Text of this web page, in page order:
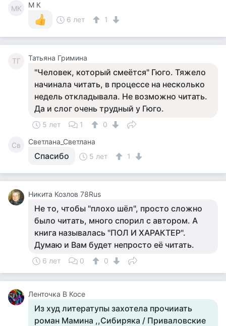
MК
M К
6 лет
1
ТГ Татьяна Гримина
"Человек, который смеётся" Гюго. Тяжело
начинала читать, в процессе на несколько
недель откладывала. Не возможно читать.
Да и слог очень трудный у Гюго.
5 лет 1 0
Св Светлана_Светлана
Спасибо 5 лет 1
Никита Козлов 78Rus
Не то, чтобы "плохо шёл", просто сложно
было читать, много спорил с автором. А
книга называлась "ПОЛ И ХАРАКТЕР".
Думаю и Вам будет непросто её читать.
6 лет 0 0
Ленточка В Косе
Из худ литератупы захотела прочииать
роман Мамина ,,Сибиряка / Приваловские